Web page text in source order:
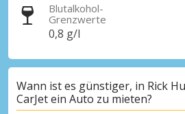
Blutalkohol-
Grenzwerte
0,8 g/l
Wann ist es günstiger, in Rick
CarJet ein Auto zu mieten?